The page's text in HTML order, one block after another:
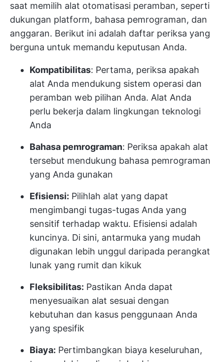
saat memilih alat otomatisasi peramban, seperti
dukungan platform, bahasa pemrograman, dan
anggaran. Berikut ini adalah daftar periksa yang
berguna untuk memandu keputusan Anda.
Kompatibilitas: Pertama, periksa apakah
alat Anda mendukung sistem operasi dan
peramban web pilihan Anda. Alat Anda
perlu bekerja dalam lingkungan teknologi
Anda
Bahasa pemrograman: Periksa apakah alat
tersebut mendukung bahasa pemrograman
yang Anda gunakan
Efisiensi: Pilihlah alat yang dapat
mengimbangi tugas-tugas Anda yang
sensitif terhadap waktu. Efisiensi adalah
kuncinya. Di sini, antarmuka yang mudah
digunakan lebih unggul daripada perangkat
lunak yang rumit dan kikuk
Fleksibilitas: Pastikan Anda dapat
menyesuaikan alat sesuai dengan
kebutuhan dan kasus penggunaan Anda
yang spesifik
Biaya: Pertimbangkan biaya keseluruhan,